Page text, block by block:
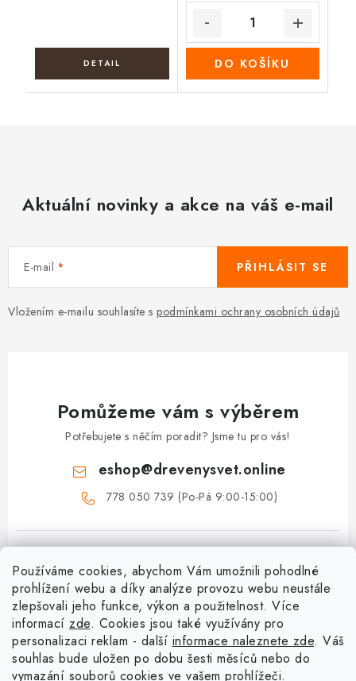
Používáme cookies, abychom Vám umožnili pohodlné
prohlížení webu a díky analýze provozu webu neustále
zlepšovali jeho funkce, výkon a použitelnost. Více
informací zde. Cookies jsou také využívány pro
personalizaci reklam - další informace naleznete zde. Váš
souhlas bude uložen po dobu šesti měsíců nebo do
vymazání souborů cookies ve vašem prohlížeči.
DO KOŠÍKU
Aktuální novinky a akce na váš e-mail
E-mail
Vložením e-mailu souhlasíte s podmínkami ochrany osobních údajů
PŘIHLÁSIT SE
Pomůžeme vám s výběrem
Potřebujete s něčím poradit? Jsme tu pro vás!
eshop@drevenysvet.online
778 050 739 (Po-Pá 9:00-15:00)
Menu